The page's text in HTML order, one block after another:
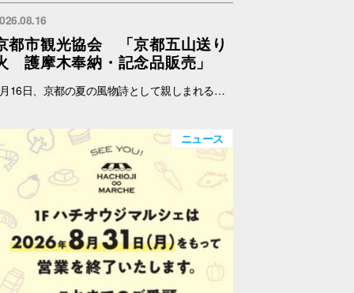
都市観光協会 「京都五山送り
護摩木奉納・記念品販売」
8月16日、京都の夏の風物詩として親しまれる京都五山送り火が執り行われます。 京都市観光協会では、伝統あるこの行事をより多くの人に知ってもらい、身近に触れていただくため、五山送り火をモチーフにしたオリジナルの扇子、記念符、手ぬぐい及び五山共通護摩木を制作・販売します。 また、各山の点火時に用いられる護摩木を受付し、各山に奉納します。 これらの販売における売上の一部は、五山送り火行事の保存・継承のために役立てられます。 日時：8月14日(金)～15日(土) 11:00～17:00 場所：メインエントランス横 店頭スペース（サマンサタバサ前） 内容：五山共通護摩木奉納、記念品販売 ※なくなり次第終了 ※奉納する山はご指定いただけません。 護摩木奉納・記念品販売に関する詳細およびお問い合わせは、下記ホームページをご覧ください。 京都市観光協会 https://www.kyokanko.or.jp/news/20260731_1/ 京都観光Navi https://ja.kyoto.travel/event/major/okuribi/
ニュース